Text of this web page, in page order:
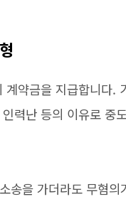
약금을 지급합니다.
력난 등의 이유로 중
송을 가더라도 무혐